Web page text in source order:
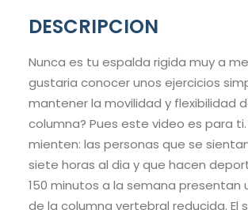
DESCRIPCION
Nunca es tu espalda rigida muy a
gustaria conocer unos ejercicios
mantener la movilidad y flexibilidad
columna? Pues este video es para
mienten: las personas que se
siete horas al dia y que hacen
150 minutos a la semana presentan
de la columna vertebral reducida. El